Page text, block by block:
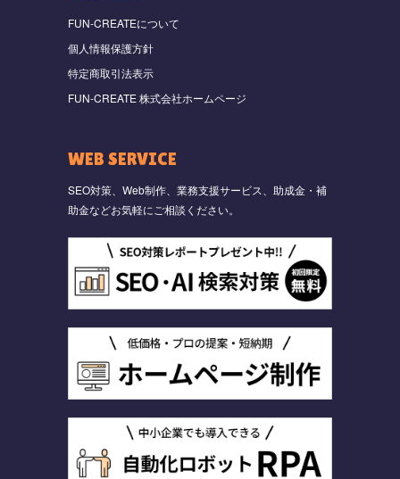
FUN-CREATEについて
個人情報保護方針
特定商取引法表示
FUN-CREATE 株式会社ホームページ
WEB SERVICE
SEO対策、Web制作、業務支援サービス、助成金・補
助金などお気軽にご相談ください。